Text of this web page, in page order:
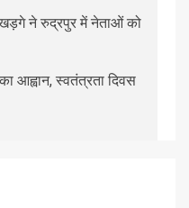
ने रुद्रपुर में नेताओं को
आह्वान, स्वतंत्रता दिवस